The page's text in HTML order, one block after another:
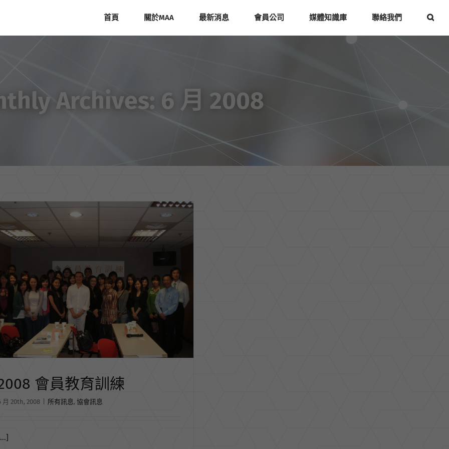
首頁 關於MAA 最新消息 會員公司 媒體知識庫 聯絡我們
Archives: 6 月 2008
會員教育訓練
月 20th, 2008 所有訊息 ,協會訊息